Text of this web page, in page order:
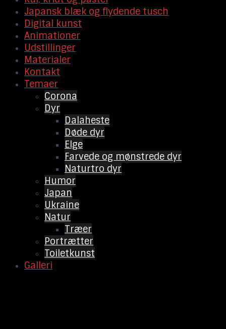
Japansk blæk og flydende tusch
Digital kunst
Animationer
Udstillinger
Materialer
Kontakt
Temaer
Corona
Dyr
Dalaheste
Døde dyr
Elge
Farvede og mønstrede dyr
Naturtro dyr
Humor
Japan
Ukraine
Natur
Træer
Portrætter
Toiletkunst
Galleri